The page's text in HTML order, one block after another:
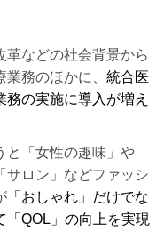
革などの社会背景から
務のほかに、 統合医
の実施に導入が増え
と「女性の趣味」や
サロン」などファッシ
「おしゃれ」だけでな
「QOL」の向上を実現